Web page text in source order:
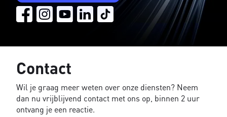
Contact
Wil je graag meer weten over onze diensten? Neem
dan nu vrijblijvend contact met ons op, binnen 2 uur
ontvang je een reactie.